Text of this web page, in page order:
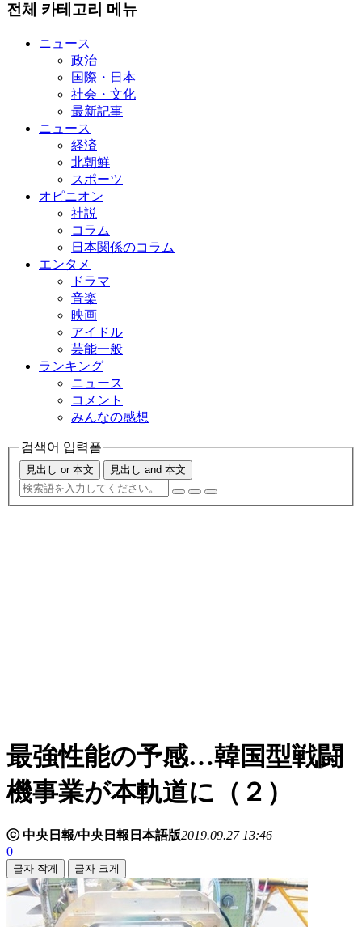
전체 카테고리 메뉴
ニュース
政治
国際・日本
社会・文化
最新記事
ニュース
経済
北朝鮮
スポーツ
オピニオン
社説
コラム
日本関係のコラム
エンタメ
ドラマ
音楽
映画
アイドル
芸能一般
ランキング
ニュース
コメント
みんなの感想
검색어 입력폼
見出し or 本文 見出し and 本文
最強性能の予感…韓国型戦闘
機事業が本軌道に（２）
ⓒ 中央日報/中央日報日本語版2019.09.27 13:46
0
글자 작게 글자 크게